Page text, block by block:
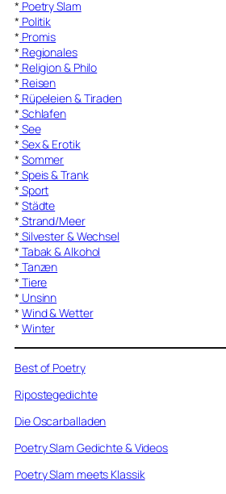
* Poetry Slam
* Politik
* Promis
* Regionales
* Religion & Philo
* Reisen
* Rüpeleien & Tiraden
* Schlafen
* See
* Sex & Erotik
* Sommer
* Speis & Trank
* Sport
* Städte
* Strand/Meer
* Silvester & Wechsel
* Tabak & Alkohol
* Tanzen
* Tiere
* Unsinn
* Wind & Wetter
* Winter
Best of Poetry
Ripostegedichte
Die Oscarballaden
Poetry Slam Gedichte & Videos
Poetry Slam meets Klassik